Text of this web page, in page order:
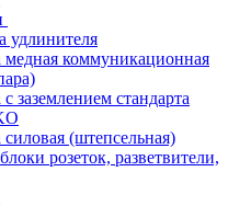
удлинителя
медная коммуникационная
с заземлением стандарта
силовая (штепсельная)
розеток, разветвители,